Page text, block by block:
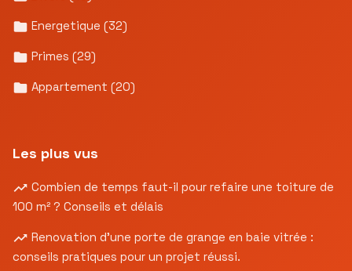
Energetique (32)
Primes (29)
Appartement (20)
Les plus vus
Combien de temps faut-il pour refaire une toiture de
100 m² ? Conseils et délais
Renovation d’une porte de grange en baie vitrée :
conseils pratiques pour un projet réussi.